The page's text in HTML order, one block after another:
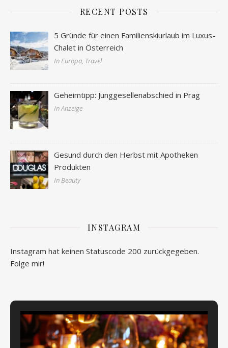
RECENT POSTS
5 Gründe für einen Familienskiurlaub im Luxus-
Chalet in Österreich
In Europa, Travel
Geheimtipp: Junggesellenabschied in Prag
In Anzeige
Gesund durch den Herbst mit Apotheken
Produkten
In Beauty
INSTAGRAM
Instagram hat keinen Statuscode 200 zurückgegeben.
Folge mir!